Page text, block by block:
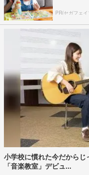
PR(セガフェ
小学校に慣れた今だから
「音楽教室」デビュ...